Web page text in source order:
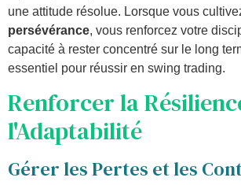
une attitude résolue. Lorsque vous
persévérance, vous renforcez votre
capacité à rester concentré sur le long
essentiel pour réussir en swing trading.
Renforcer la
l'Adaptabilité
Gérer les Pertes et les